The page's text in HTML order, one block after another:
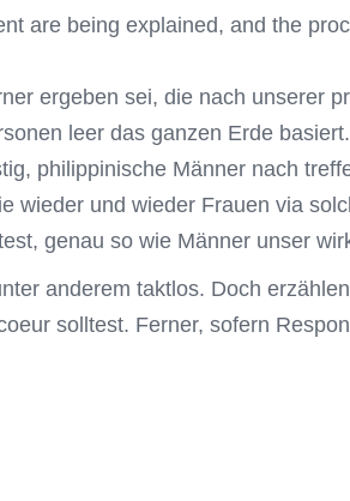
are being explained, and the
ergeben sei, die nach unserer
leer das ganzen Erde basiert.
philippinische Männer nach
wieder und wieder Frauen via
genau so wie Männer unser
anderem taktlos. Doch
solltest. Ferner, sofern